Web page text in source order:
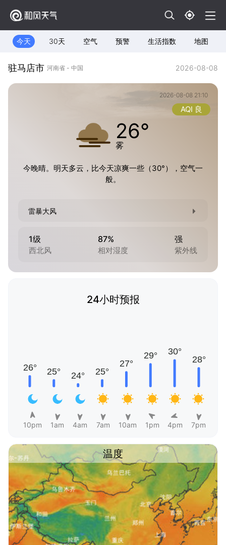
今天 30天 空气 预警 生活指数 地图
驻马店市 河南省 - 中国 2026-08-08
2026-08-08 21:10
26°
雾
AQI 良
今晚晴。明天多云，比今天凉爽一些（30°），空气一
般。
雷暴大风
1级
西北风
87%
相对湿度
强
紫外线
24小时预报
10pm 1am 4am 7am 10am 1pm 4pm 7pm
温度